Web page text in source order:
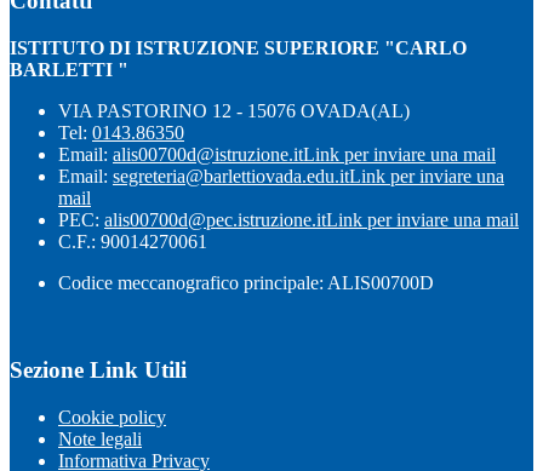
ISTITUTO DI ISTRUZIONE SUPERIORE "CARLO
BARLETTI "
VIA PASTORINO 12 - 15076 OVADA(AL)
Tel: 0143.86350
Email: alis00700d@istruzione.itLink per inviare una mail
Email: segreteria@barlettiovada.edu.itLink per inviare una
mail
PEC: alis00700d@pec.istruzione.itLink per inviare una mail
C.F.: 90014270061
Codice meccanografico principale: ALIS00700D
Sezione Link Utili
Cookie policy
Note legali
Informativa Privacy